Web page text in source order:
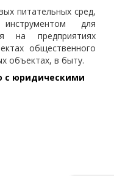
питательных сред,
для
на предприятиях
общественного
объектах, в быту.
с юридическими